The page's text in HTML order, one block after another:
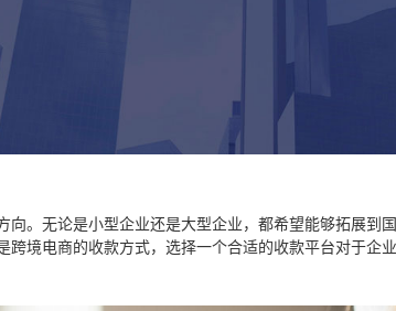
。无论是小型企业还是大型企业，都希望能够拓展到
境电商的收款方式，选择一个合适的收款平台对于企